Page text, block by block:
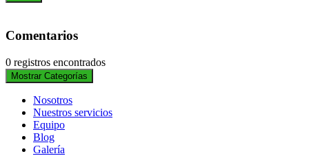
Comentarios
0 registros encontrados
Mostrar Categorías
Nosotros
Nuestros servicios
Equipo
Blog
Galería